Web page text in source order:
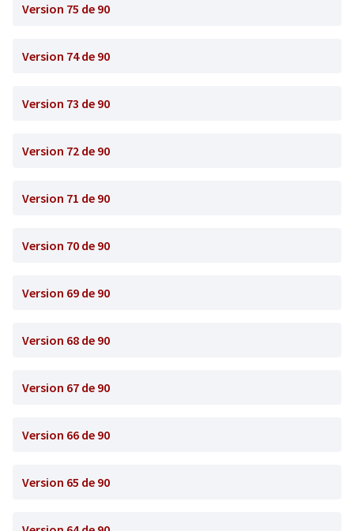
Version 75 de 90
Version 74 de 90
Version 73 de 90
Version 72 de 90
Version 71 de 90
Version 70 de 90
Version 69 de 90
Version 68 de 90
Version 67 de 90
Version 66 de 90
Version 65 de 90